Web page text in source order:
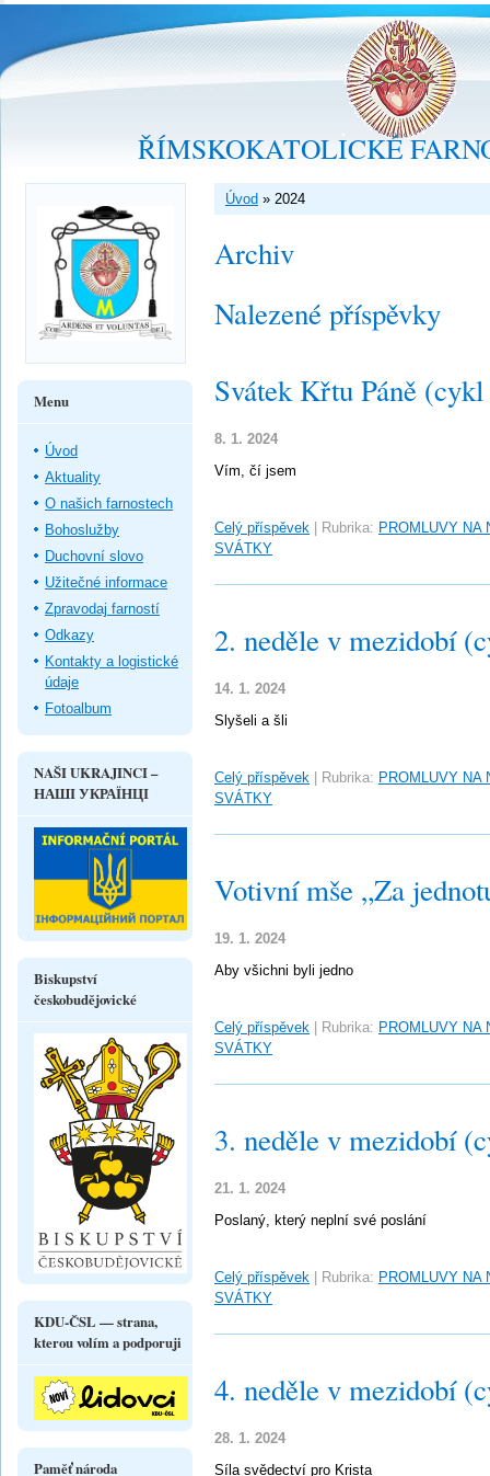
ŘÍMSKOKATOLICKÉ
Úvod » 2024
Archiv
Nalezené příspěvky
Svátek Křtu Páně
8. 1. 2024
Vím, čí jsem
Celý příspěvek Rubrika: PROMLUVY NA
SVÁTKY
2. neděle v mezidobí
14. 1. 2024
Slyšeli a šli
Celý příspěvek Rubrika: PROMLUVY NA
SVÁTKY
Votivní mše „Za
19. 1. 2024
Aby všichni byli jedno
Celý příspěvek Rubrika: PROMLUVY NA
SVÁTKY
3. neděle v mezidobí
21. 1. 2024
Poslaný, který neplní své poslání
Celý příspěvek Rubrika: PROMLUVY NA
SVÁTKY
4. neděle v mezidobí
28. 1. 2024
Síla svědectví pro Krista
Menu
Úvod
Aktuality
O našich farnostech
Bohoslužby
Duchovní slovo
Užitečné informace
Zpravodaj farností
Odkazy
Kontakty a logistické
údaje
Fotoalbum
NAŠI UKRAJINCI –
НАШІ УКРАЇНЦІ
Biskupství
českobudějovické
KDU-ČSL — strana,
kterou volím a podporuji
Paměť národa